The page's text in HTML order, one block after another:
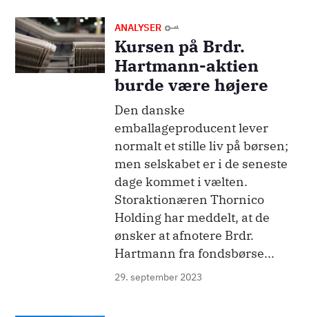
Billede ANALYSER
Kursen på Brdr.
Hartmann-aktien
burde være højere
Den danske
emballageproducent lever
normalt et stille liv på børsen;
men selskabet er i de seneste
dage kommet i vælten.
Storaktionæren Thornico
Holding har meddelt, at de
ønsker at afnotere Brdr.
Hartmann fra fondsbørse...
29. september 2023